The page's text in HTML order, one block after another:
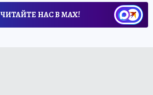
ЧИТАЙТЕ НАС В МАХ!